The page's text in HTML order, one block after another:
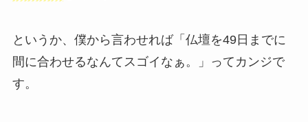
というか、僕から言わせれば「仏壇を49日までに
間に合わせるなんてスゴイなぁ。」ってカンジで
す。